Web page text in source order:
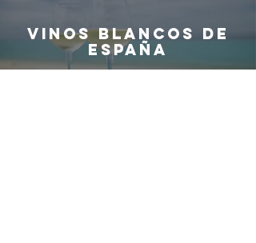
Vinos blancos de
España